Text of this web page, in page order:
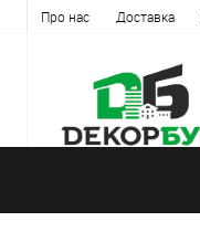
Про нас Доставка